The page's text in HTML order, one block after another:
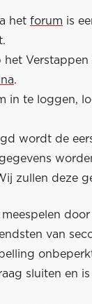
het forum is
het
.
in te loggen,
wordt de
zullen deze
van
sluiten en